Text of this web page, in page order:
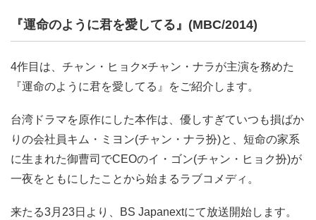
『運命のように君を愛してる』(MBC/2014)
4作目は、チャン・ヒョク×チャン・ナラが主演を務めた
『運命のように君を愛してる』をご紹介します。
台湾ドラマを原作にした本作は、優しすぎていつも損ばか
りの会社員キム・ミヨン(チャン・ナラ扮)と、短命の家系
に生まれた御曹司でCEOのイ・ゴン(チャン・ヒョク扮)が
一夜をともにしたことから始まるラブコメディ。
来たる3月23日より、BS Japanextにて放送開始します。